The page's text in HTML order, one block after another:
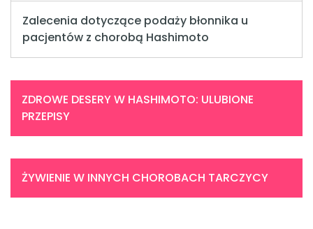
Zalecenia dotyczące podaży błonnika u
pacjentów z chorobą Hashimoto
ZDROWE DESERY W HASHIMOTO: ULUBIONE
PRZEPISY
ŻYWIENIE W INNYCH CHOROBACH TARCZYCY